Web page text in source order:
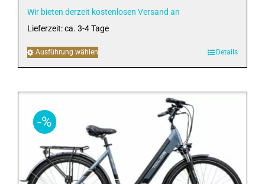
ist:
Wir bieten derzeit kostenlosen Versand an
Lieferzeit:ca. 3-4 Tage
Ausführung wählen
Produkt
mehrere
auf.
Die
Optionen
können
auf
Details
-%